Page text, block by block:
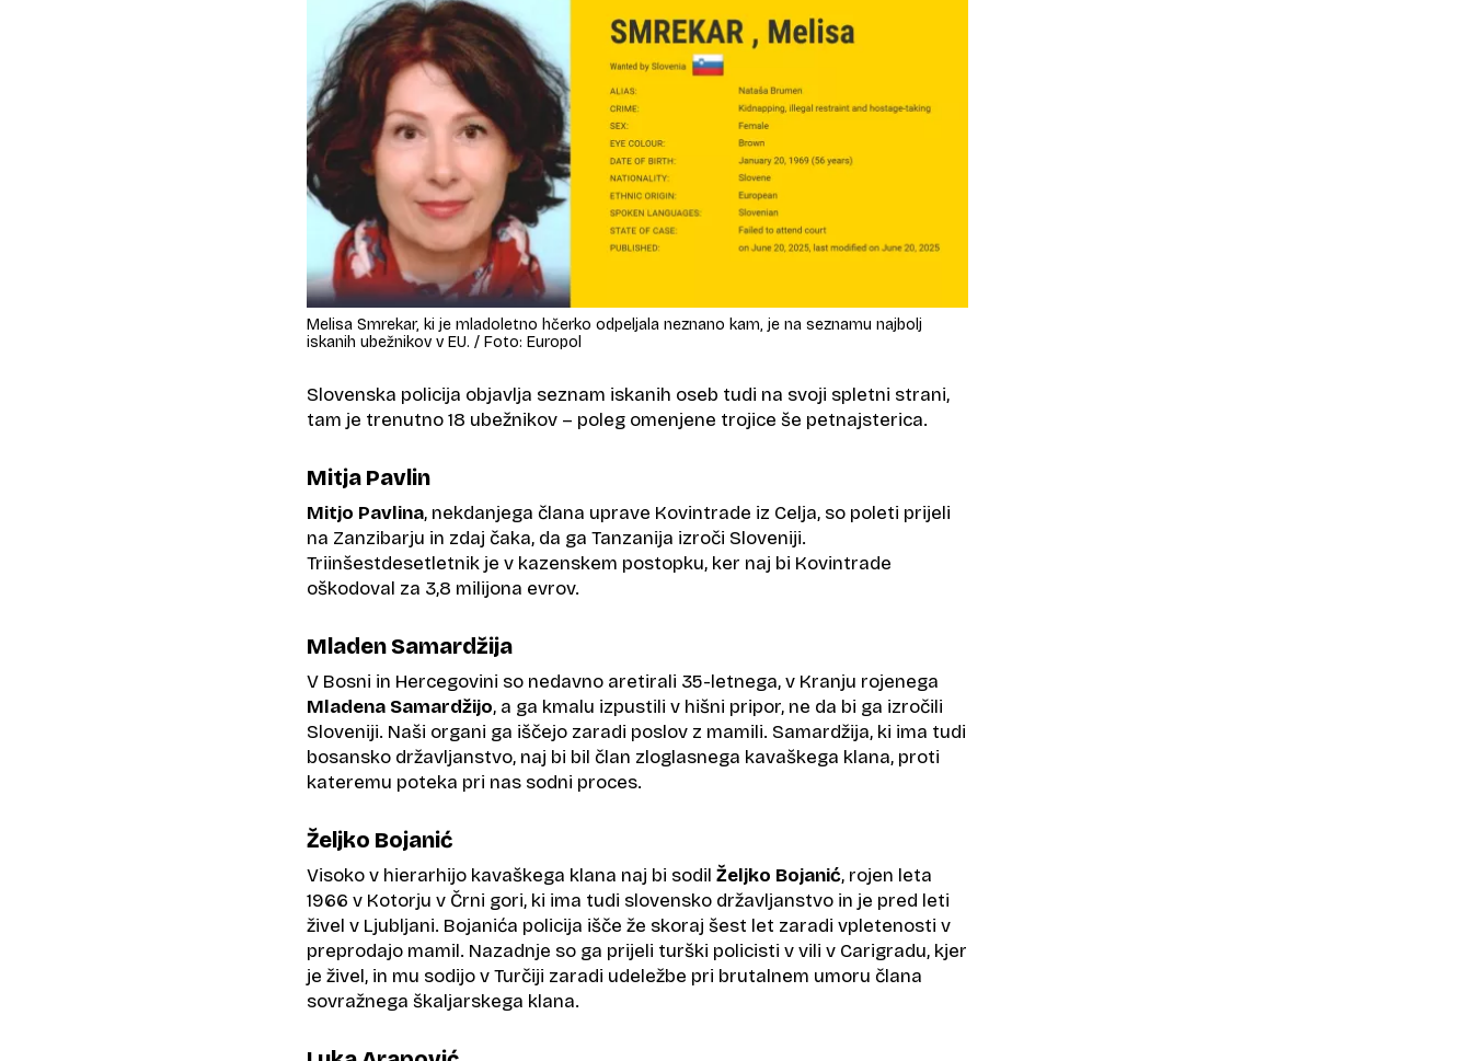
Melisa Smrekar, ki je mladoletno hčerko odpeljala neznano kam, je na seznamu najbolj
iskanih ubežnikov v EU. / Foto: Europol
Slovenska policija objavlja seznam iskanih oseb tudi na svoji spletni strani,
tam je trenutno 18 ubežnikov – poleg omenjene trojice še petnajsterica.
Mitja Pavlin
Mitjo Pavlina, nekdanjega člana uprave Kovintrade iz Celja, so poleti prijeli
na Zanzibarju in zdaj čaka, da ga Tanzanija izroči Sloveniji.
Triinšestdesetletnik je v kazenskem postopku, ker naj bi Kovintrade
oškodoval za 3,8 milijona evrov.
Mladen Samardžija
V Bosni in Hercegovini so nedavno aretirali 35-letnega, v Kranju rojenega
Mladena Samardžijo, a ga kmalu izpustili v hišni pripor, ne da bi ga izročili
Sloveniji. Naši organi ga iščejo zaradi poslov z mamili. Samardžija, ki ima tudi
bosansko državljanstvo, naj bi bil član zloglasnega kavaškega klana, proti
kateremu poteka pri nas sodni proces.
Željko Bojanić
Visoko v hierarhijo kavaškega klana naj bi sodil Željko Bojanić, rojen leta
1966 v Kotorju v Črni gori, ki ima tudi slovensko državljanstvo in je pred leti
živel v Ljubljani. Bojanića policija išče že skoraj šest let zaradi vpletenosti v
preprodajo mamil. Nazadnje so ga prijeli turški policisti v vili v Carigradu, kjer
je živel, in mu sodijo v Turčiji zaradi udeležbe pri brutalnem umoru člana
sovražnega škaljarskega klana.